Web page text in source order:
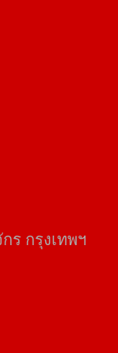
ร​ กรุงเทพฯ